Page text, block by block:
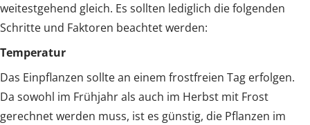
weitestgehend gleich. Es sollten lediglich die folgenden
Schritte und Faktoren beachtet werden:
Temperatur
Das Einpflanzen sollte an einem frostfreien Tag erfolgen.
Da sowohl im Frühjahr als auch im Herbst mit Frost
gerechnet werden muss, ist es günstig, die Pflanzen im